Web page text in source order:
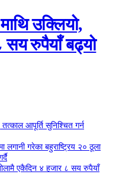
उक्लियो,
सय रुपैयाँ बढ्यो
आपूर्ति सुनिश्चित गर्न
लगानी गरेका बहुराष्ट्रिय २० ठूला
एकैदिन ४ हजार ८ सय रुपैयाँ